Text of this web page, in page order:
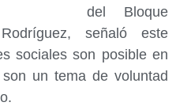
del Bloque
señaló este
sociales son posible en
un tema de voluntad